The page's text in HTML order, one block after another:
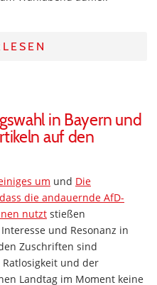
in Bayern und
auf den
um und Die
die andauernde AfD-
nutzt stießen
und Resonanz in
Zuschriften sind
und der
Landtag im Moment keine